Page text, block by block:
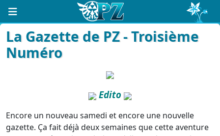
La Gazette de PZ - Troisième
Numéro
Edito
Encore un nouveau samedi et encore une nouvelle
gazette. Ça fait déjà deux semaines que cette aventure